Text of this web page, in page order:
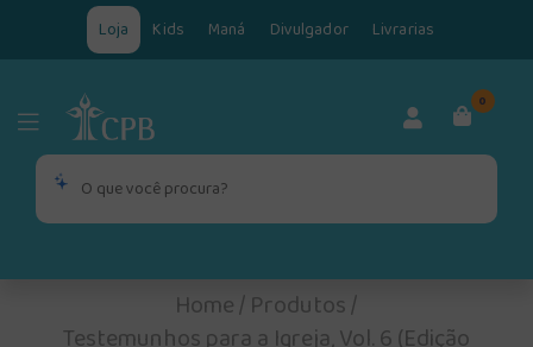
Loja Kids Maná Divulgador Livrarias
0
Home/Produtos/
Testemunhos para a Igreja, Vol. 6 (Edição